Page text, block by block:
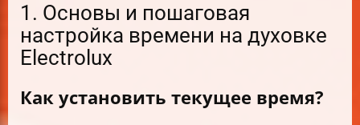
1. Основы и пошаговая
настройка времени на духовке
Electrolux
Как установить текущее время?